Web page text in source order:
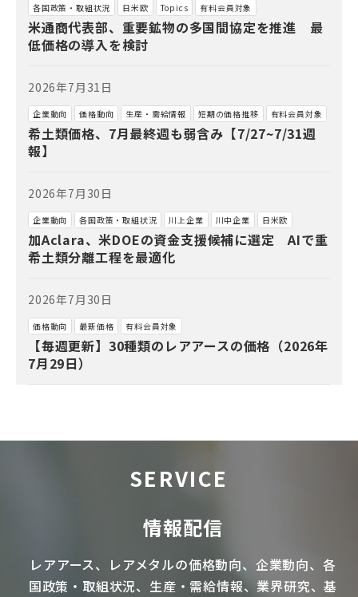
各国政策・取組状況 日米欧 Topics 有料会員対象
米通商代表部、重要鉱物の多国間協定を推進 最
低価格の導入を検討
2026年7月31日
企業動向 価格動向 生産・需給情報 短期の価格推移 有料会員対象
希土類価格、7月最終週も弱含み【7/27~7/31週
報】
2026年7月30日
企業動向 各国政策・取組状況 川上企業 川中企業 日米欧
加Aclara、米DOEの資金支援候補に選定 AIで重
希土類分離工程を最適化
2026年7月30日
価格動向 最新価格 有料会員対象
【毎週更新】30種類のレアアースの価格（2026年
7月29日）
SERVICE
情報配信
レアアース、 レアメタルの価格動向、企業動向、各
国政策・取組状況、生産・需給情報、業界研究、基